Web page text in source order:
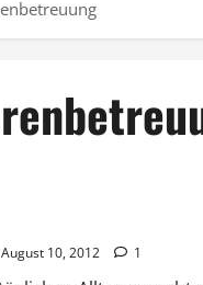
August 10, 2012 1